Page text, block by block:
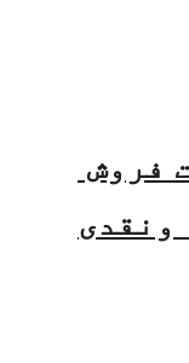
فروش
ونقدی